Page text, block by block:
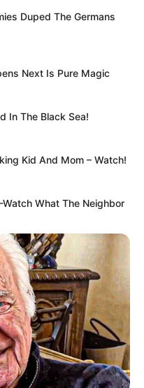
van szüksége.
idegen férfi
a tökéletes
nő hideg hangon –,
tárgya.
bár
volna a saját
Gennagyijnak anyja
–, én már
Béreljünk egy
ott.
a férfihoz
Duped The Germans
Next Is Pure Magic
In The Black Sea!
Kid And Mom – Watch!
What The Neighbor